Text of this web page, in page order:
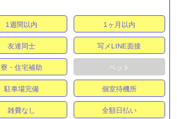
1週間以内 1ヶ月以内
友達同士 写メLINE面接
寮・住宅補助 ペット
駐車場完備 個室待機所
雑費なし 全額日払い